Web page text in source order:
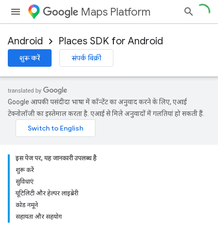
Maps Platform
Android Places SDK for Android
शुरू करें संपर्क बिक्री
Google आपकी पसंदीदा भाषा में कॉन्टेंट का अनुवाद करने के लिए, एआई
टेक्नोलॉजी का इस्तेमाल करता है. एआई से मिले अनुवादों में गलतियां हो सकती हैं.
इस पेज पर, यह जानकारी उपलब्ध है
शुरू करें
सुविधाएं
यूटिलिटी और हेल्पर लाइब्रेरी
कोड नमूने
सहायता और सहयोग